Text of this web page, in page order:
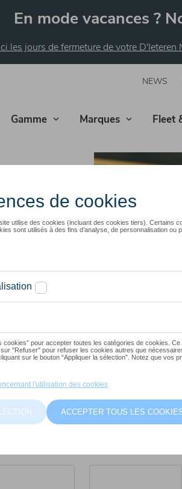
En mode vacances ?
les jours de fermeture de votre
NEWS
Gamme Marques Fleet